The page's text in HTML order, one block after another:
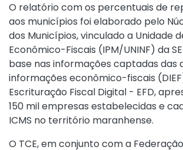
O relatório com os percentuais de
aos municípios foi elaborado pelo
dos Municípios, vinculado a Unidade
Econômico-Fiscais (IPM/UNINF) da
base nas informações captadas das
informações econômico-fiscais
Escrituração Fiscal Digital - EFD,
150 mil empresas estabelecidas e
ICMS no território maranhense.
O TCE, em conjunto com a